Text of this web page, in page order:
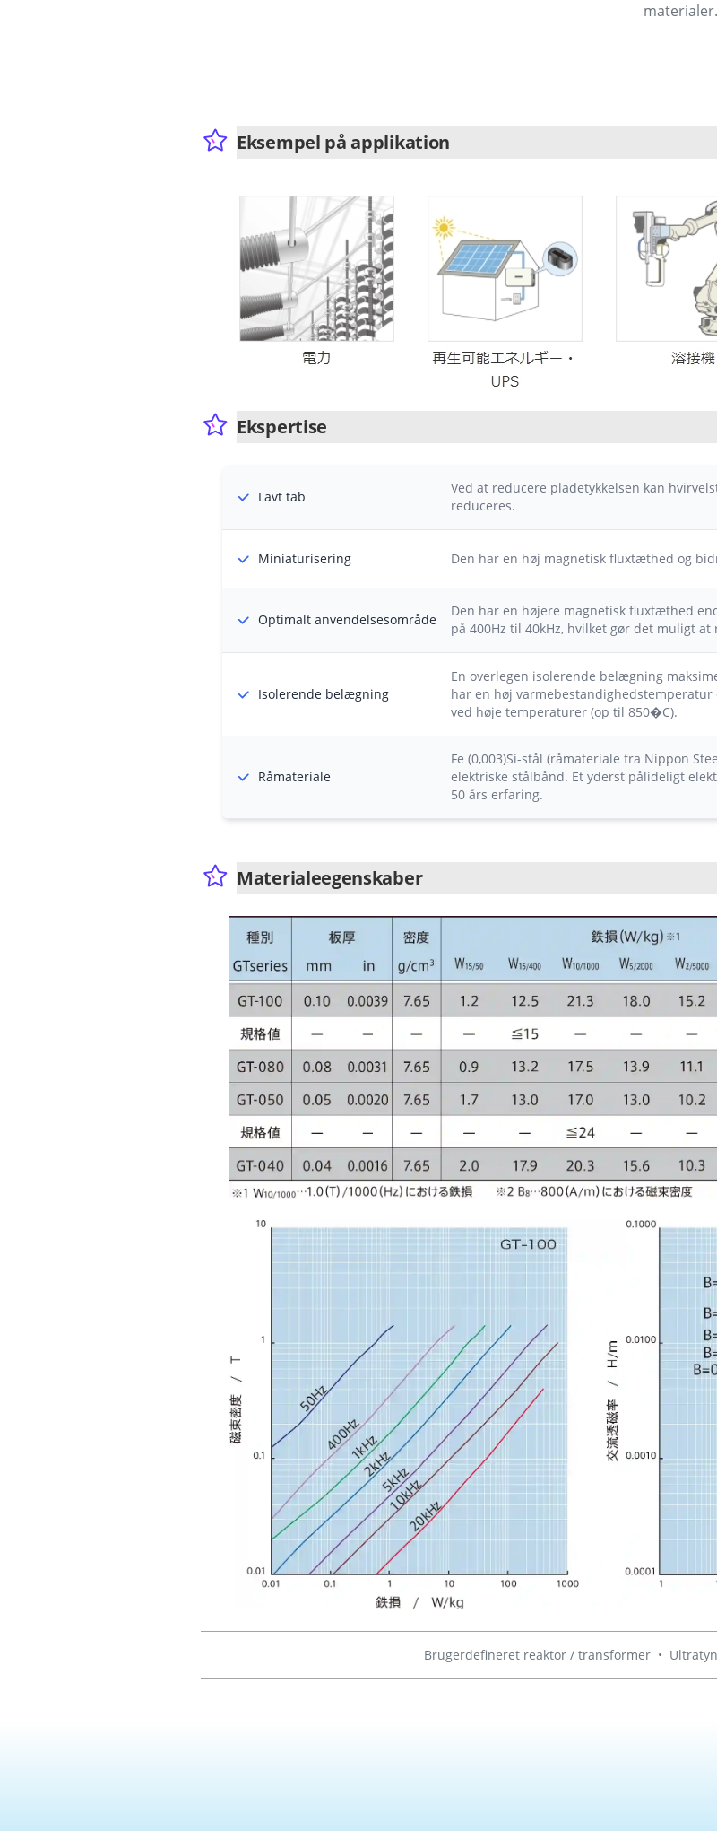
materialer.
Eksempel på applikation
Ekspertise
Lavt tab
Ved at reducere pladetykkelsen kan
reduceres.
Miniaturisering Den har en høj magnetisk fluxtæthed og
Optimalt anvendelsesområde
Den har en højere magnetisk fluxtæthed
på 400Hz til 40kHz, hvilket gør det muligt
Isolerende belægning
En overlegen isolerende belægning
har en høj
ved høje temperaturer (op til 850�C).
Råmateriale
Fe (0,003)Si-stål (råmateriale fra Nippon
elektriske stålbånd. Et yderst pålideligt
50 års erfaring.
Materialeegenskaber
Brugerdefineret reaktor / transformer •